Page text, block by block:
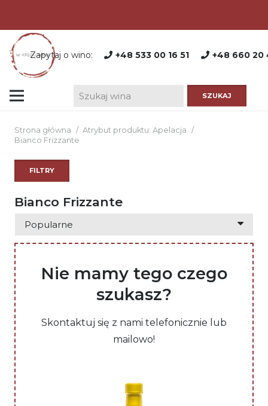
Zapytaj o wino: +48 533 00 16 51 +48 660 20
Strona główna / Atrybut produktu: Apelacja
/
Bianco Frizzante
Bianco Frizzante
Nie mamy tego czego
szukasz?
Skontaktuj się z nami telefonicznie lub
mailowo!
FILTRY